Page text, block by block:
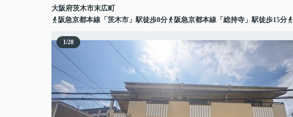
大阪府茨木市末広町
阪急京都本線「茨木市」駅徒歩8分
阪急京都本線「総持寺」駅徒歩15分
1/28